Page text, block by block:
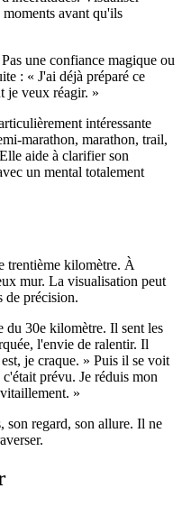
avant qu'ils
une confiance magique ou
: « J'ai déjà préparé ce
je veux réagir. »
intéressante
marathon, marathon, trail,
aide à clarifier son
un mental totalement
trentième kilomètre. À
mur. La visualisation peut
de précision.
du 30e kilomètre. Il sent les
l'envie de ralentir. Il
je craque. » Puis il se voit
prévu. Je réduis mon
»
son regard, son allure. Il ne